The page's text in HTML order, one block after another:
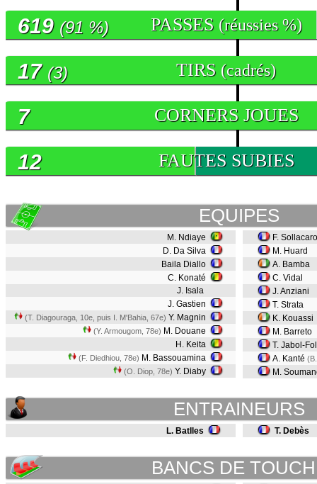
PASSES (réussies %)
619 (91 %)
TIRS (cadrés)
17 (3)
CORNERS JOUES
7
FAUTES SUBIES
12
EQUIPES
M. Ndiaye
D. Da Silva
Baila Diallo
C. Konaté
J. Isala
J. Gastien
(T. Diagouraga, 10e, puis I. M'Bahia, 67e) Y. Magnin
(Y. Armougom, 78e) M. Douane
H. Keita
(F. Diedhiou, 78e) M. Bassouamina
(O. Diop, 78e) Y. Diaby
F. Sollacaro
M. Huard
A. Bamba
C. Vidal
J. Anziani
T. Strata
K. Kouassi
M. Barreto
T. Jabol-
A. Kanté
M.
ENTRAINEURS
L. Batlles T. Debès
BANCS DE